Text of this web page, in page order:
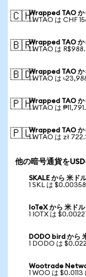
🇨🇭Wrapped TAO か
1 WTAO は CHF
🇧🇷Wrapped TAO か
1 WTAO は
🇧🇩Wrapped TAO か
1 WTAO は
🇵🇭Wrapped TAO か
1 WTAO は
🇵🇱Wrapped TAO か
1 WTAO は zł
他の暗号通貨を
SKALE から 米ド
1 SKL は
IoTeX から 米ドル
1 IOTX は
DODO bird から
1 DODO は
Wootrade
1 WOO は $0.0113